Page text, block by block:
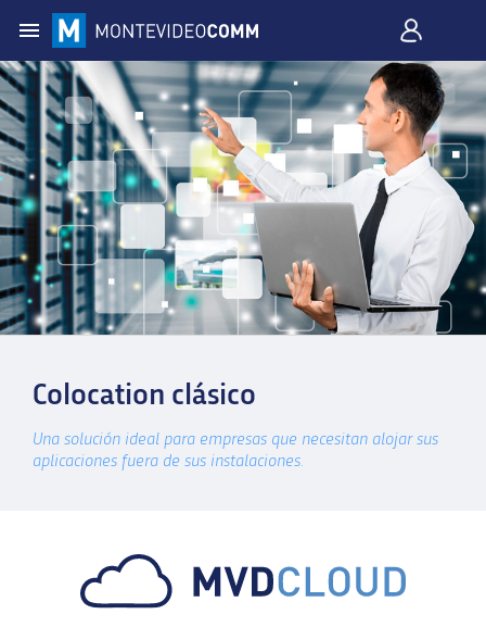
Colocation clásico
Una solución ideal para empresas que necesitan alojar sus
aplicaciones fuera de sus instalaciones.